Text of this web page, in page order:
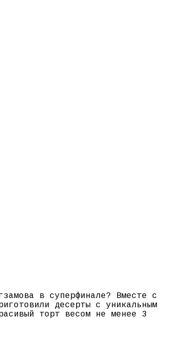
в суперфинале? Вместе с
десерты с уникальным
торт весом не менее 3